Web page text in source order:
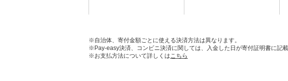
※自治体、寄付金額ごとに使える決済方法は異なります。
※Pay-easy決済、コンビニ決済に関しては、入金した日が寄付証明書に記載
※お支払方法について詳しくはこちら